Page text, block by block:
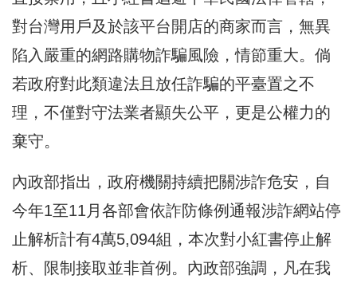
對台灣用戶及於該平台開店的商家而言，無異
陷入嚴重的網路購物詐騙風險，情節重大。倘
若政府對此類違法且放任詐騙的平臺置之不
理，不僅對守法業者顯失公平，更是公權力的
棄守。
內政部指出，政府機關持續把關涉詐危安，自
今年1至11月各部會依詐防條例通報涉詐網站停
止解析計有4萬5,094組，本次對小紅書停止解
析、限制接取並非首例。內政部強調，凡在我